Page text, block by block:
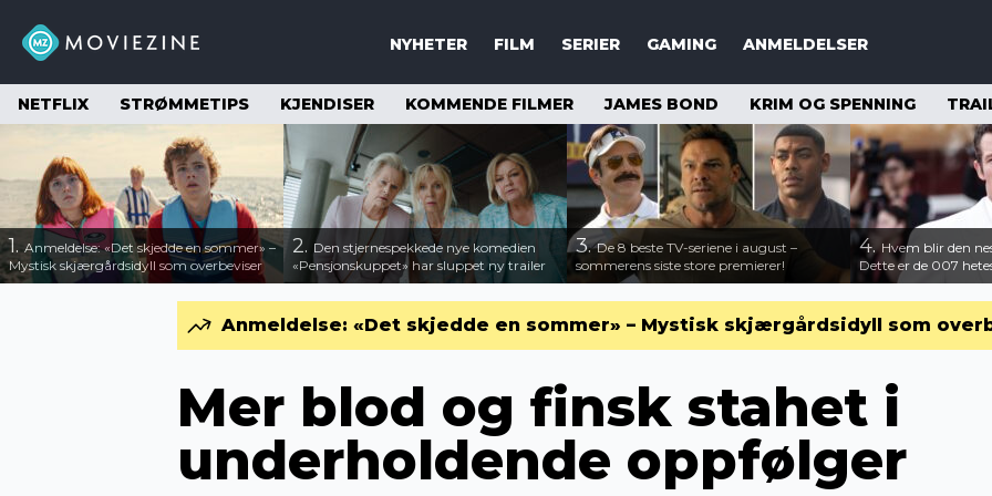
NYHETER FILM SERIER GAMING ANMELDELSER
NETFLIX STRØMMETIPS KJENDISER KOMMENDE FILMER JAMES BOND KRIM OG SPENNING
1.Anmeldelse: «Det skjedde en sommer» –
Mystisk skjærgårdsidyll som overbeviser
2. Den stjernespekkede nye komedien
«Pensjonskuppet» har sluppet ny trailer
3.De 8 beste TV-seriene i august –
sommerens siste store premierer!
4.Hvem blir den
Dette er de 007
Anmeldelse: «Det skjedde en sommer» – Mystisk skjærgårdsidyll som
Mer blod og finsk stahet i
underholdende oppfølger